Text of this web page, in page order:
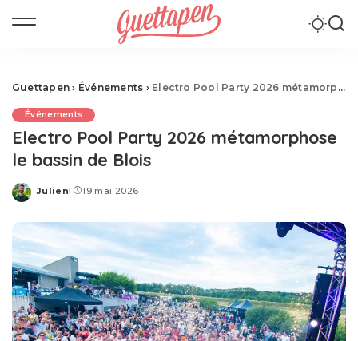
Guettapen › Événements › Electro Pool Party 2026 métamorphose le bassin de Blois
Événements
Electro Pool Party 2026 métamorphose
le bassin de Blois
Posted
Julien 19 mai 2026